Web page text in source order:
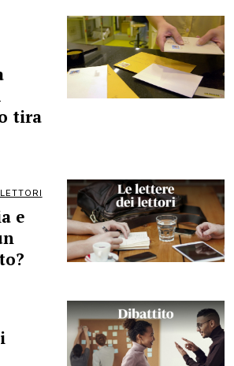
tira
e